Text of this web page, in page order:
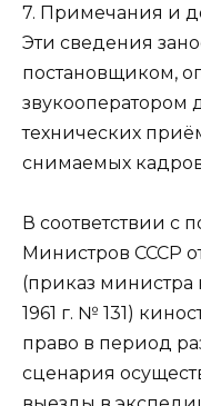
7. Примечания и
Эти сведения
постановщиком,
звукооператором
технических
снимаемых
В соответствии с
Министров СССР
(приказ министра
1961 г. № 131)
право в период
сценария